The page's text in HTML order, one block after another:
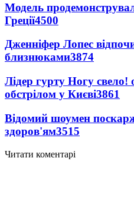
Модель
Греції4500
Дженніфер Лопес
близнюками3874
Лідер гурту Ногу свело!
обстрілом у Києві3861
Відомий шоумен
здоров'ям3515
Читати коментарі